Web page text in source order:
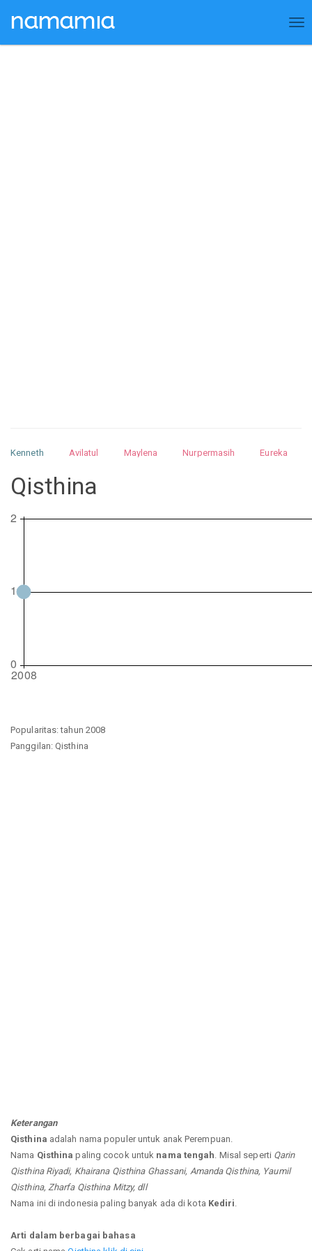
Kenneth Avilatul Maylena Nurpermasih
Eureka
Nurhilman
Pathin
Qisthina
Popularitas: tahun 2008
Panggilan: Qisthina
Keterangan
Qisthina adalah nama populer untuk anak Perempuan.
Nama Qisthina paling cocok untuk nama tengah . Misal seperti Qarin
Qisthina Riyadi, Khairana Qisthina Ghassani, Amanda Qisthina, Yaumil
Qisthina, Zharfa Qisthina Mitzy, dll
Nama ini di indonesia paling banyak ada di kota Kediri
Arti dalam berbagai bahasa